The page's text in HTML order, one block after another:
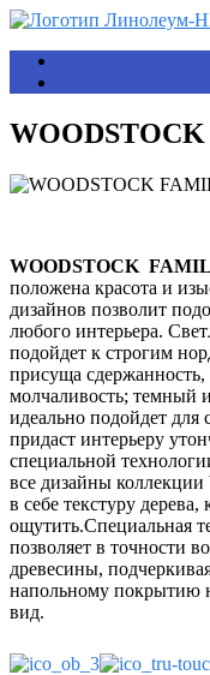
WOODSTOCK
положена красота и
дизайнов позволит
любого интерьера.
подойдет к строгим
присуща сдержанность,
молчаливость;
идеально подойдет для
придаст интерьеру
специальной
все дизайны коллекции
в себе текстуру
ощутить.Специальная
позволяет в точности
древесины,
напольному покрытию
вид.